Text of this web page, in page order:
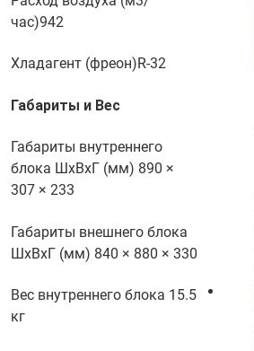
час)942
Хладагент (фреон)R-32
Габариты и Вес
Габариты внутреннего
блока ШхВхГ (мм) 890 ×
307 × 233
Габариты внешнего блока
ШхВхГ (мм) 840 × 880 × 330
Вес внутреннего блока 15.5
кг